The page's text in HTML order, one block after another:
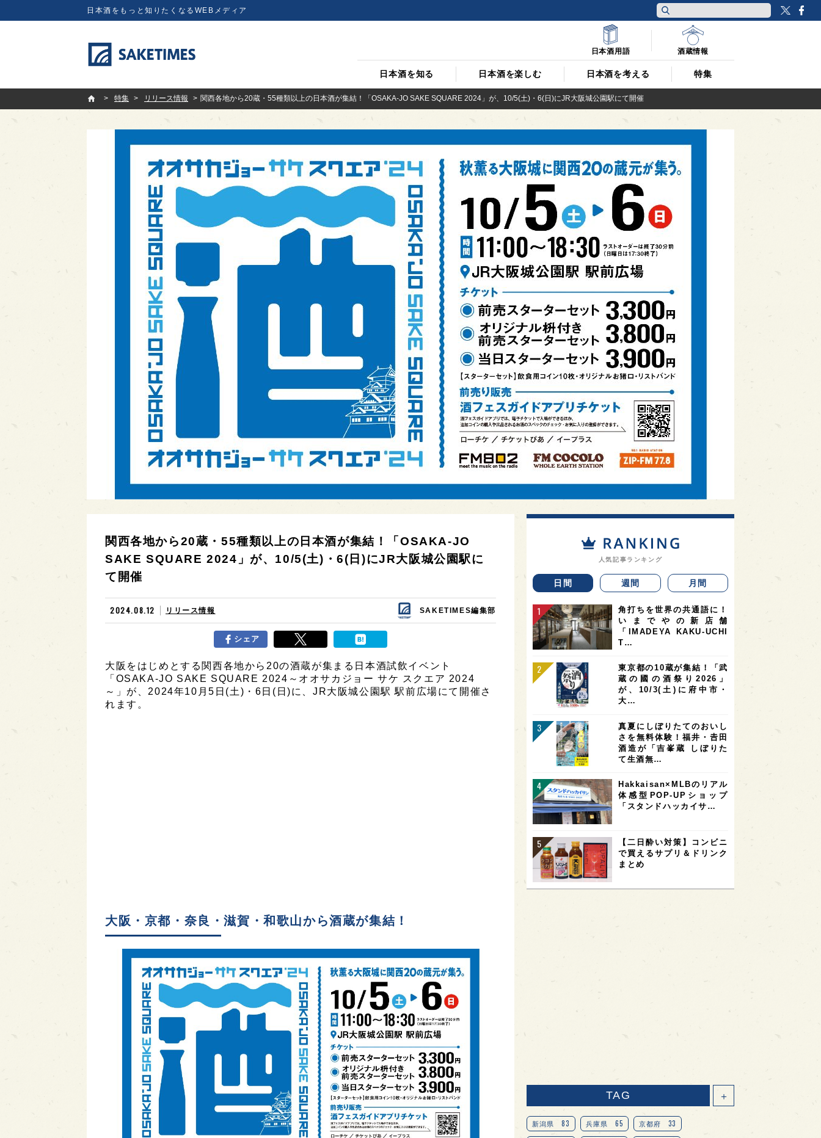
日本酒をもっと知りたくなるWEBメディア
日本酒を知る 日本酒を楽しむ 日本酒を考える 特集
日本酒用語 酒蔵情報
SAKETIMES
特集
リリース情報 関西各地から20蔵・55種類以上の日本酒が集結！「OSAKA-JO SAKE SQUARE 2024」が、10/5(土)・6(日)にJR大阪城公園駅にて開催
関西各地から20蔵・55種類以上の日本酒が集結！「OSAKA-JO
SAKE SQUARE 2024」が、10/5(土)・6(日)にJR大阪城公園駅に
て開催
2024.08.12 リリース情報 SAKETIMES編集部
シェア
大阪をはじめとする関西各地から20の酒蔵が集まる日本酒試飲イベント
「OSAKA-JO SAKE SQUARE 2024～オオサカジョー サケ スクエア 2024
～」が、2024年10月5日(土)・6日(日)に、JR大阪城公園駅 駅前広場にて開催さ
れます。
大阪・京都・奈良・滋賀・和歌山から酒蔵が集結！
人気記事ランキング
日間 週間 月間
角打ちを世界の共通語に！
いまでやの新店舗
「IMADEYA KAKU-UCHI
T…
東京都の10蔵が集結！「武
蔵の國の酒祭り2026」
が、10/3(土)に府中市・
大…
真夏にしぼりたてのおいし
さを無料体験！福井・𠮷田
酒造が「吉峯蔵 しぼりた
て生酒無…
Hakkaisan×MLBのリアル
体感型POP-UPショップ
「スタンドハッカイサ…
【二日酔い対策】コンビニ
で買えるサプリ＆ドリンク
まとめ
TAG ＋
新潟県 83 兵庫県 65 京都府 33